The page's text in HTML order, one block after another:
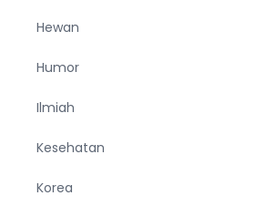
Hewan
Humor
Ilmiah
Kesehatan
Korea